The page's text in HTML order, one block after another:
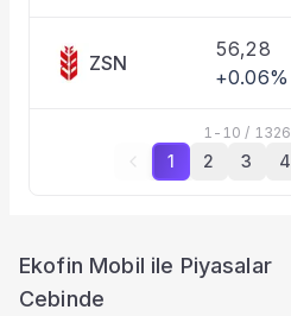
ZSN
56,28
+0.06%
1 - 10 / 1326
1 2 3 4
Ekofin Mobil ile Piyasalar
Cebinde